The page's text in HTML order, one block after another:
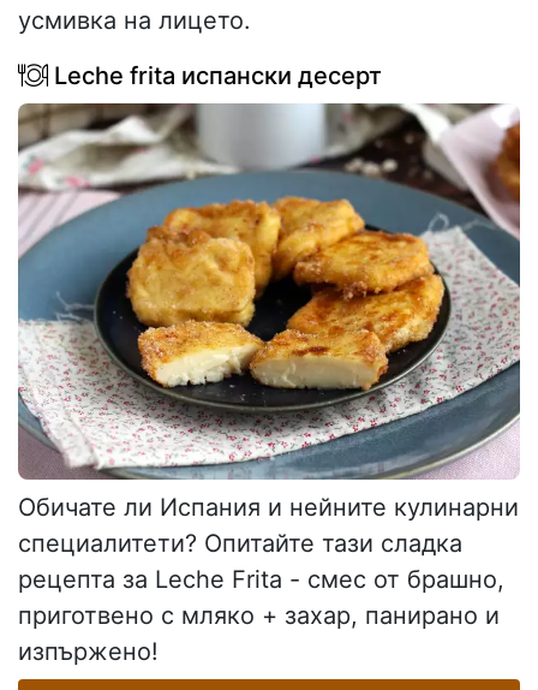
усмивка на лицето.
Leche frita испански десерт
Обичате ли Испания и нейните кулинарни
специалитети? Опитайте тази сладка
рецепта за Leche Frita - смес от брашно,
приготвено с мляко + захар, панирано и
изпържено!